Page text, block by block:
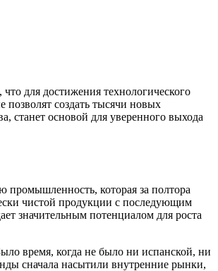
для достижения технологического
позволят создать тысячи новых
станет основой для уверенного выхода
которая за полтора
чистой продукции с последующим
значительным потенциалом для роста
время, когда не было ни испанской, ни
сначала насытили внутренние рынки,